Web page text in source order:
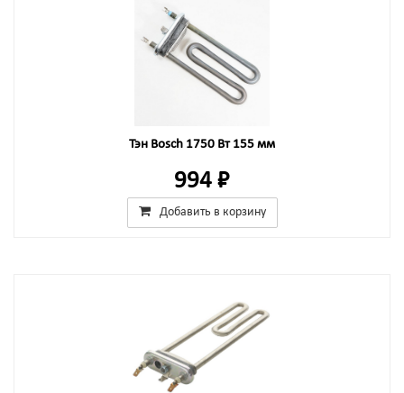
Тэн Bosch 1750 Вт 155 мм
994 ₽
Добавить в корзину